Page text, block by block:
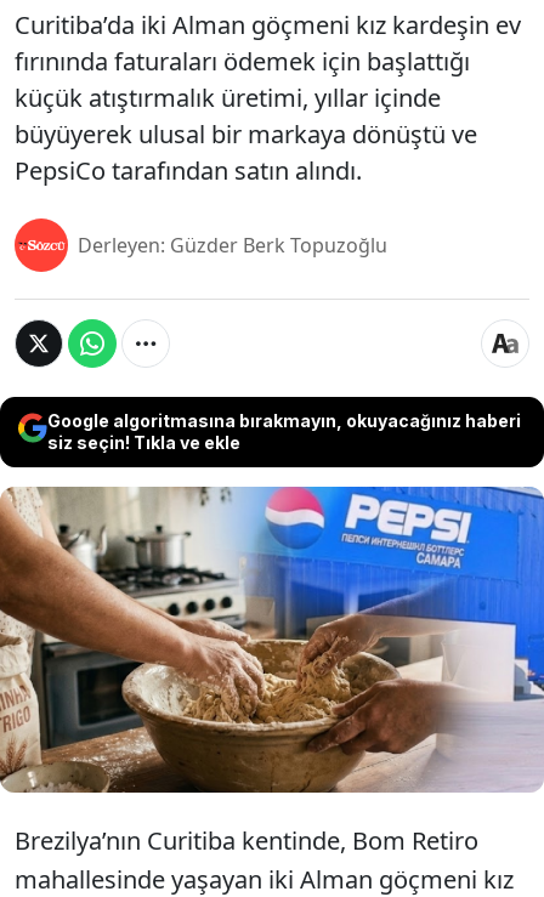
Curitiba’da iki Alman göçmeni kız kardeşin ev
fırınında faturaları ödemek için başlattığı
küçük atıştırmalık üretimi, yıllar içinde
büyüyerek ulusal bir markaya dönüştü ve
PepsiCo tarafından satın alındı.
Derleyen: Güzder Berk Topuzoğlu
Google algoritmasına bırakmayın, okuyacağınız haberi
siz seçin! Tıkla ve ekle
Curitiba’da iki Alman göçmeni kız kardeşin ev
fırınında faturaları ödemek için başlattığı
küçük atıştırmalık üretimi, yıllar içinde
büyüyerek ulusal bir markaya dönüştü ve
PepsiCo tarafından satın alındı.
Brezilya’nın Curitiba kentinde, Bom Retiro
mahallesinde yaşayan iki Alman göçmeni kız